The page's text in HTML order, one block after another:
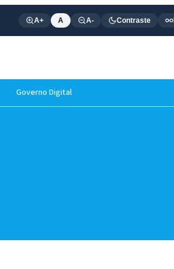
A+ A A- Contraste
Governo Digital